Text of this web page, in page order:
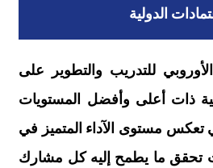
الدولية
للتدريب والتطوير على
ذات أعلى وأفضل المستويات
تعكس مستوى الآداء المتميز في
تحقق ما يطمح إليه كل مشارك